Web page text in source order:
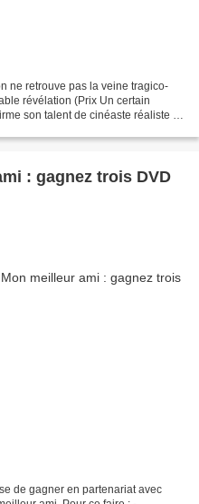
ne retrouve pas la veine tragico-
révélation (Prix Un certain
son talent de cinéaste réaliste et
: gagnez trois DVD
de gagner en partenariat avec